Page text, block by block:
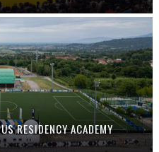
RESIDENCY ACADEMY